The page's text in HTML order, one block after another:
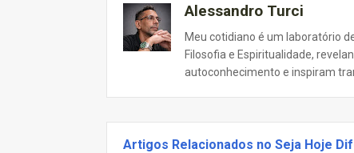
Alessandro Turci
Meu cotidiano é um laboratório
Filosofia e Espiritualidade,
autoconhecimento e inspiram
Artigos Relacionados no Seja Hoje